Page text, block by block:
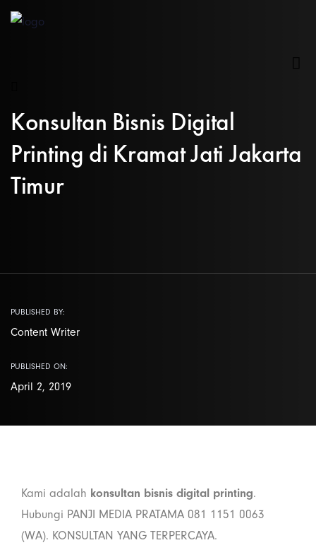
Konsultan Bisnis Digital
Printing di Kramat Jati Jakarta
Timur
PUBLISHED BY:
Content Writer
PUBLISHED ON:
April 2, 2019
Kami adalah konsultan bisnis digital printing.
Hubungi PANJI MEDIA PRATAMA 081 1151 0063
(WA). KONSULTAN YANG TERPERCAYA.